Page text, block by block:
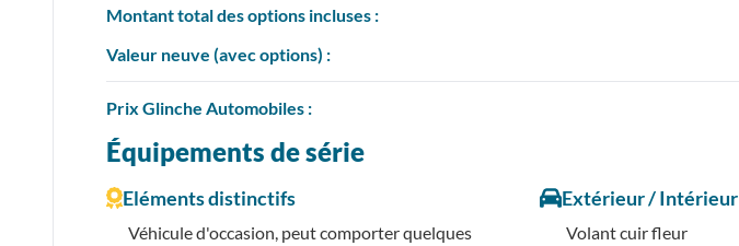
Montant total des options incluses :
Valeur neuve (avec options) :
Prix Glinche Automobiles :
Équipements de série
Eléments distinctifs
Véhicule d'occasion, peut comporter quelques
Extérieur / Intérieur
Volant cuir fleur